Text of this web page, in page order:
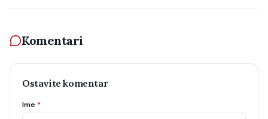
Komentari
Ostavite komentar
Ime *